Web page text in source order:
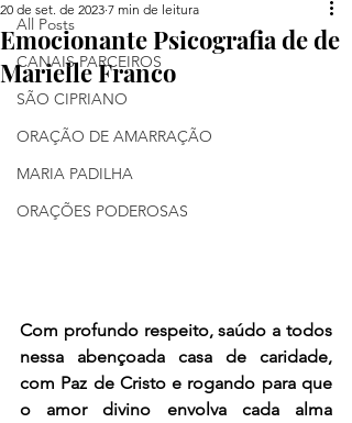
All Posts
CANAIS PARCEIROS
SÃO CIPRIANO
ORAÇÃO DE AMARRAÇÃO
MARIA PADILHA
ORAÇÕES PODEROSAS
Emocionante Psicografia de de
Marielle Franco
20 de set. de 2023 7 min de leitura
Com profundo respeito, saúdo a todos
nessa abençoada casa de caridade,
com Paz de Cristo e rogando para que
o amor divino envolva cada alma